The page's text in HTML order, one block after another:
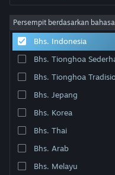
Tentang
Bantuan
Ubah bahasa
Dapatkan Aplikasi Seluler
Lihat situs web desktop
Persempit berdasarkan bahasa
Bhs. Indonesia
Bhs. Tionghoa
Bhs. Tionghoa
Bhs. Jepang
Bhs. Korea
Bhs. Thai
Bhs. Arab
Bhs. Melayu
Berdasarkan Relevansi
0 hasil cocok dengan
berdasarkan preferensimu.